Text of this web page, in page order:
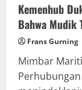
SE
Kemenhub
Bahwa Mudik
Frans Gurning
Mimbar